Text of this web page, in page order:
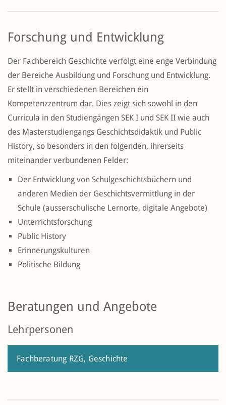
Forschung und Entwicklung
Der Fachbereich Geschichte verfolgt eine enge Verbindung
der Bereiche Ausbildung und Forschung und Entwicklung.
Er stellt in verschiedenen Bereichen ein
Kompetenzzentrum dar. Dies zeigt sich sowohl in den
Curricula in den Studiengängen SEK I und SEK II wie auch
des Masterstudiengangs Geschichtsdidaktik und Public
History, so besonders in den folgenden, ihrerseits
miteinander verbundenen Felder:
Der Entwicklung von Schulgeschichtsbüchern und
anderen Medien der Geschichtsvermittlung in der
Schule (ausserschulische Lernorte, digitale Angebote)
Unterrichtsforschung
Public History
Erinnerungskulturen
Politische Bildung
Beratungen und Angebote
Lehrpersonen
Fachberatung RZG, Geschichte